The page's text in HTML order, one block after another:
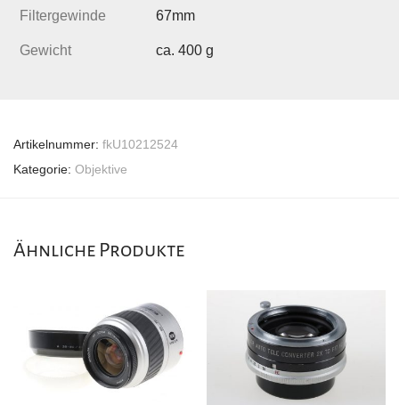
Filtergewinde 67mm
Gewicht ca. 400 g
Artikelnummer: fkU10212524
Kategorie: Objektive
Ähnliche Produkte